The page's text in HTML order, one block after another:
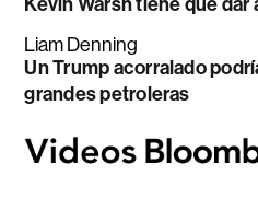
Liam Denning
Un Trump acorralado
grandes petroleras